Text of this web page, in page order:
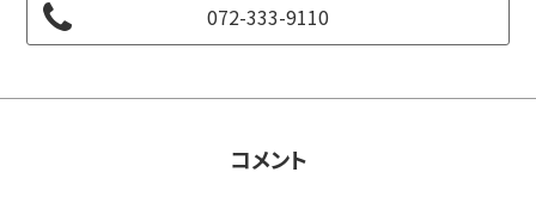
072-333-9110
コメント